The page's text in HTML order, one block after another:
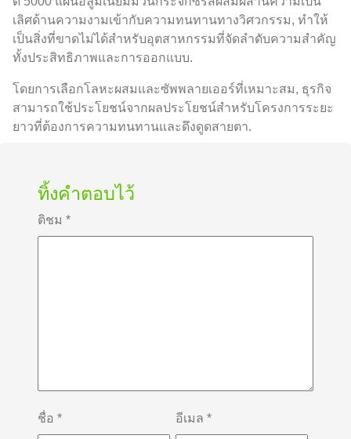
เลิศด้านความงามเข้ากับความทนทานทางวิศวกรรม, ทำให้
เป็นสิ่งที่ขาดไม่ได้สำหรับอุตสาหกรรมที่จัดลำดับความสำคัญ
ทั้งประสิทธิภาพและการออกแบบ.
โดยการเลือกโลหะผสมและซัพพลายเออร์ที่เหมาะสม, ธุรกิจ
สามารถใช้ประโยชน์จากผลประโยชน์สำหรับโครงการระยะ
ยาวที่ต้องการความทนทานและดึงดูดสายตา.
ทิ้งคำตอบไว้
ติชม *
ชื่อ * อีเมล *